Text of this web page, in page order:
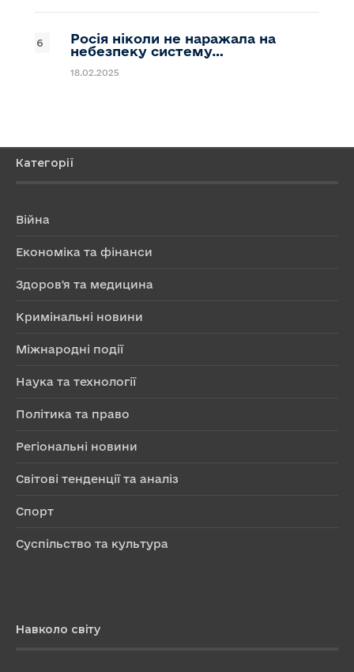
Росія ніколи не наражала на
небезпеку систему…
18.02.2025
Категорії
Війна
Економіка та фінанси
Здоров'я та медицина
Кримінальні новини
Міжнародні події
Наука та технології
Політика та право
Регіональні новини
Світові тенденції та аналіз
Спорт
Суспільство та культура
Навколо світу